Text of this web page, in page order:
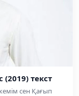
текст
сен Қағып